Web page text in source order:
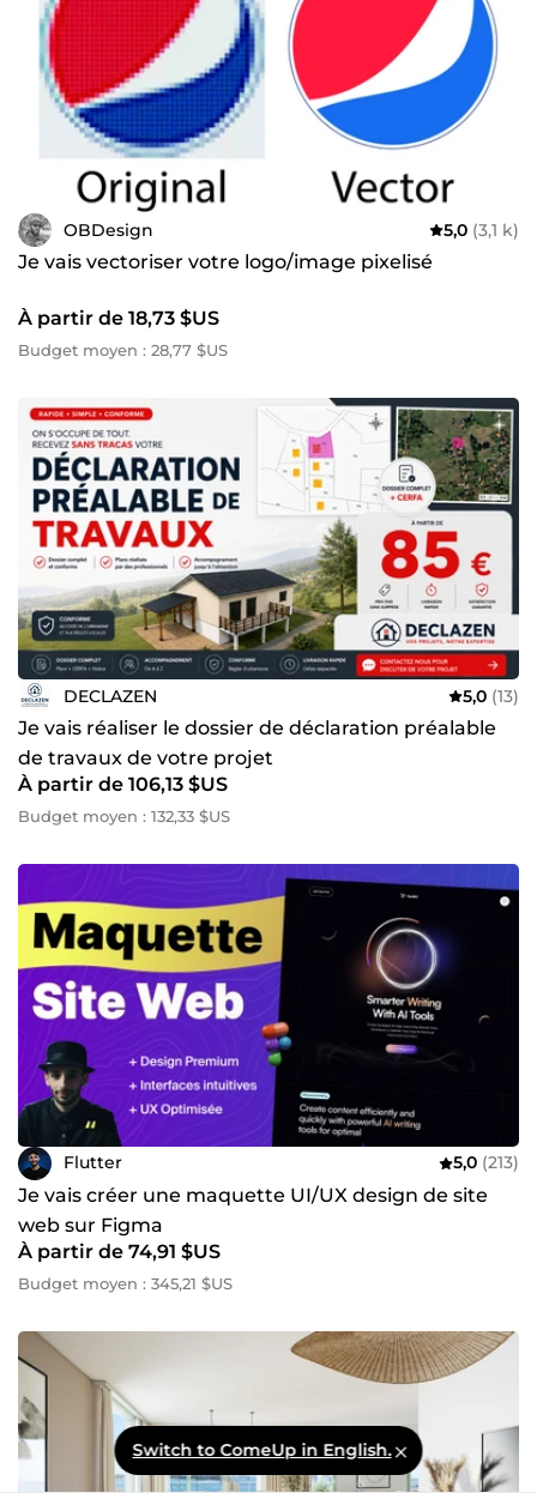
OBDesign 5,0 (3,1 k)
Je vais vectoriser votre logo/image pixelisé
À partir de 18,73 $US
Budget moyen : 28,77 $US
DECLAZEN 5,0 (13)
Je vais réaliser le dossier de déclaration préalable
de travaux de votre projet
À partir de 106,13 $US
Budget moyen : 132,33 $US
Flutter 5,0 (213)
Je vais créer une maquette UI/UX design de site
web sur Figma
À partir de 74,91 $US
Budget moyen : 345,21 $US
Switch to ComeUp in English.